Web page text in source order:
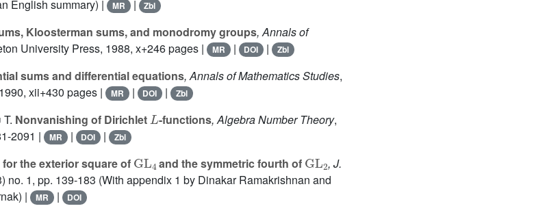
English summary) |
MR | Zbl
Kloosterman sums, and monodromy groups, Annals of
University Press, 1988, x+246 pages | MR | DOI | Zbl
sums and differential equations, Annals of Mathematics Studies,
xii+430 pages | MR | DOI | Zbl
Nonvanishing of Dirichlet
L
-functions, Algebra Number Theory,
2091 | MR | DOI | Zbl
the exterior square of
GL
and the symmetric fourth of
GL
, J.
no. 1, pp. 139-183 (With appendix 1 by Dinakar Ramakrishnan and
|
MR | DOI